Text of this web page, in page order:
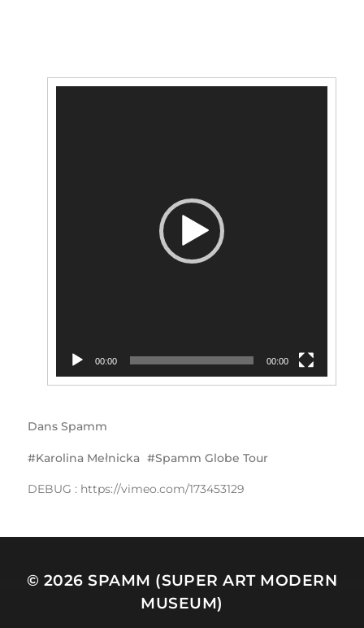
00:00 00:00
Dans Spamm
Karolina Mełnicka Spamm Globe Tour
DEBUG : https://vimeo.com/173453129
© 2026SPAMM (SUPER ART MODERN
MUSEUM)